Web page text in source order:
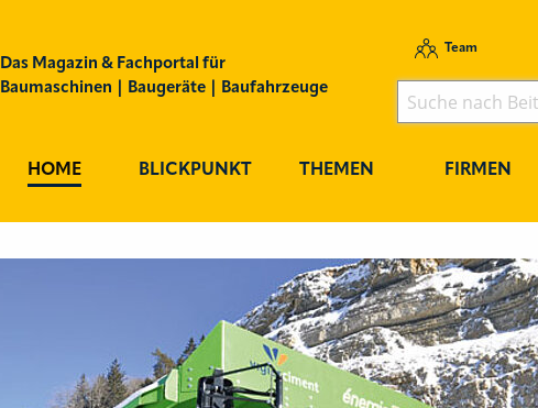
Das Magazin & Fachportal für
Baumaschinen | Baugeräte | Baufahrzeuge
Team
HOME BLICKPUNKT THEMEN FIRMEN